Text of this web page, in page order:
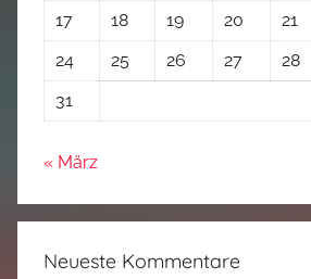
17
18 19 20 21
24
25 26 27 28
31
« März
Neueste Kommentare